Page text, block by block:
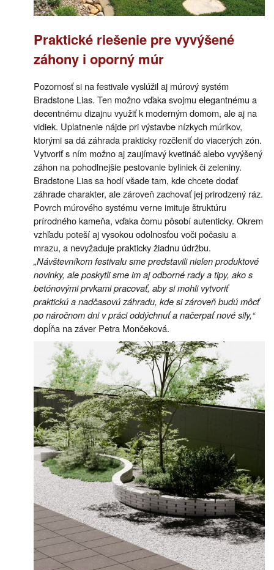
Praktické riešenie pre vyvýšené
záhony i oporný múr
Pozornosť si na festivale vyslúžil aj múrový systém
Bradstone Lias. Ten možno vďaka svojmu elegantnému a
decentnému dizajnu využiť k moderným domom, ale aj na
vidiek. Uplatnenie nájde pri výstavbe nízkych múrikov,
ktorými sa dá záhrada prakticky rozčleniť do viacerých zón.
Vytvoriť s ním možno aj zaujímavý kvetináč alebo vyvýšený
záhon na pohodlnejšie pestovanie byliniek či zeleniny.
Bradstone Lias sa hodí všade tam, kde chcete dodať
záhrade charakter, ale zároveň zachovať jej prirodzený ráz.
Povrch múrového systému verne imituje štruktúru
prírodného kameňa, vďaka čomu pôsobí autenticky. Okrem
vzhľadu poteší aj vysokou odolnosťou voči počasiu a
mrazu, a nevyžaduje prakticky žiadnu údržbu.
„Návštevníkom festivalu sme predstavili nielen produktové
novinky, ale poskytli sme im aj odborné rady a tipy, ako s
betónovými prvkami pracovať, aby si mohli vytvoriť
praktickú a nadčasovú záhradu, kde si zároveň budú môcť
po náročnom dni v práci oddýchnuť a načerpať nové sily,“
dopĺňa na záver Petra Mončeková.